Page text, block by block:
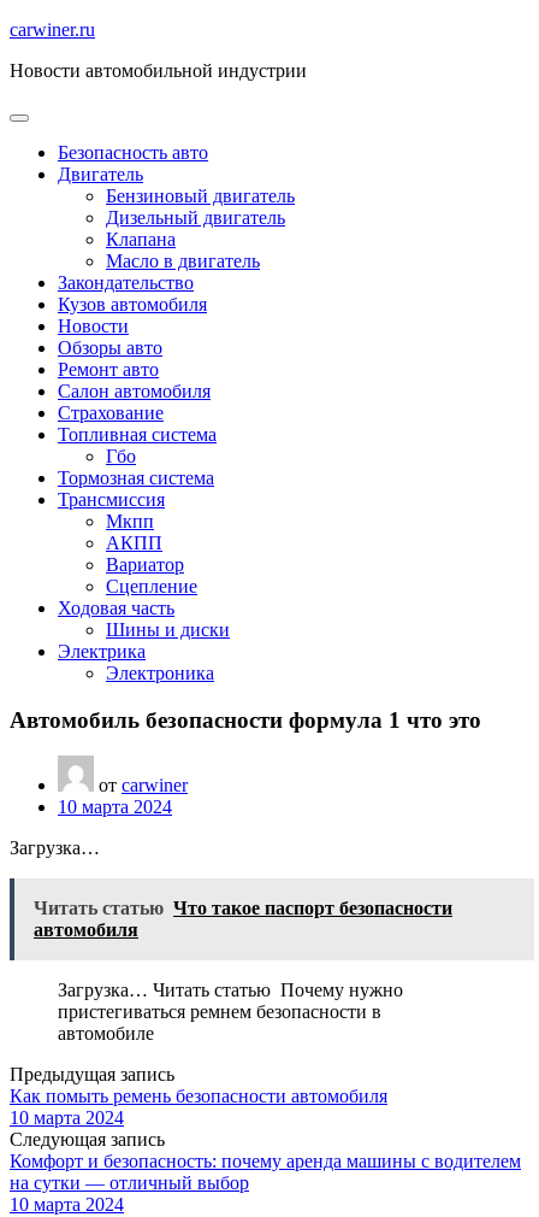
Перейти
содержимому
carwiner.ru
Новости автомобильной индустрии
Безопасность авто
Двигатель
Бензиновый двигатель
Дизельный двигатель
Клапана
Масло в двигатель
Закондательство
Кузов автомобиля
Новости
Обзоры авто
Ремонт авто
Салон автомобиля
Страхование
Топливная система
Гбо
Тормозная система
Трансмиссия
Мкпп
АКПП
Вариатор
Сцепление
Ходовая часть
Шины и диски
Электрика
Электроника
Автомобиль безопасности формула 1 что это
от carwiner
10 марта 2024
Загрузка…
Читать статью Что такое паспорт безопасности
автомобиля
Загрузка… Читать статью Почему нужно
пристегиваться ремнем безопасности в
автомобиле
Предыдущая запись
Как помыть ремень безопасности автомобиля
10 марта 2024
Следующая запись
Комфорт и безопасность: почему аренда машины с водителем
на сутки — отличный выбор
10 марта 2024